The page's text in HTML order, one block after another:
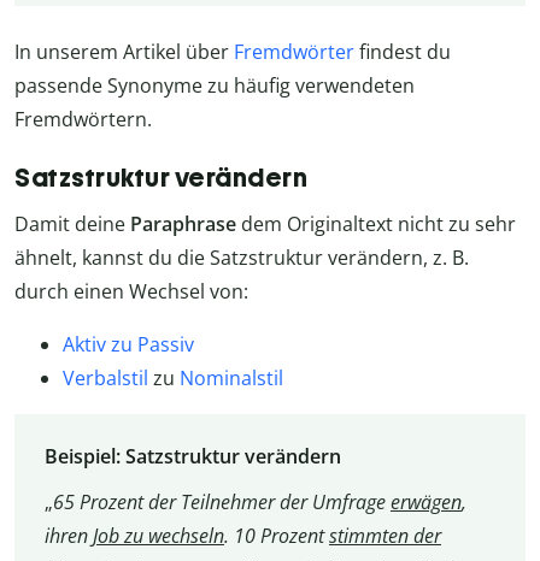
In unserem Artikel über Fremdwörterfindest du
passende Synonyme zu häufig verwendeten
Fremdwörtern.
Satzstruktur verändern
Damit deine Paraphrase dem Originaltext nicht zu sehr
ähnelt, kannst du die Satzstruktur verändern, z. B.
durch einen Wechsel von:
Aktiv zu Passiv
Verbalstil zu Nominalstil
Beispiel: Satzstruktur verändern
„65 Prozent der Teilnehmer der Umfrageerwägen,
ihrenJob zu wechseln. 10 Prozentstimmten der